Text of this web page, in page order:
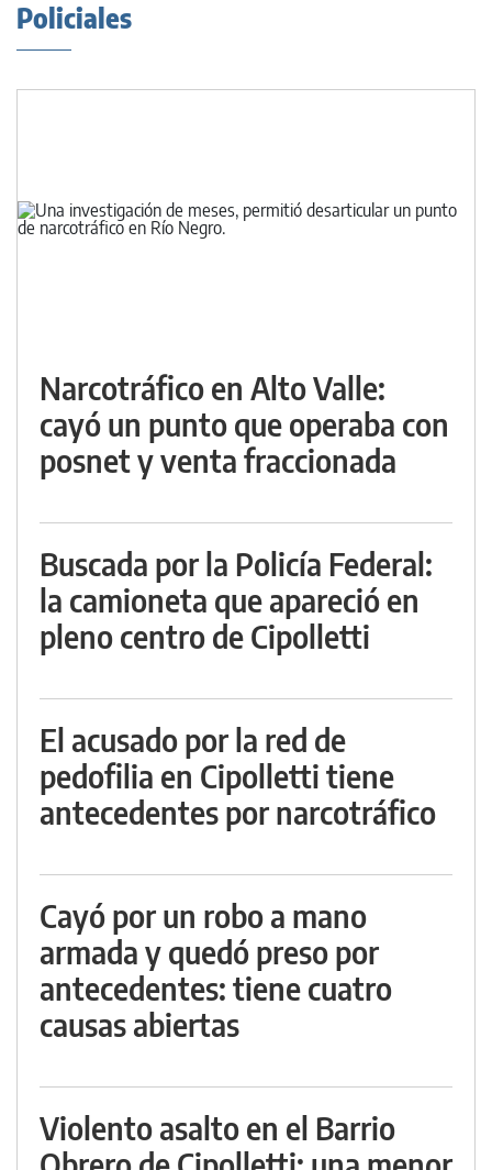
Policiales
Narcotráfico en Alto Valle:
cayó un punto que operaba con
posnet y venta fraccionada
Buscada por la Policía Federal:
la camioneta que apareció en
pleno centro de Cipolletti
El acusado por la red de
pedofilia en Cipolletti tiene
antecedentes por narcotráfico
Cayó por un robo a mano
armada y quedó preso por
antecedentes: tiene cuatro
causas abiertas
Violento asalto en el Barrio